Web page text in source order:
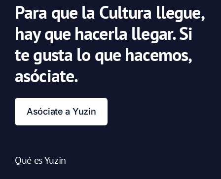
Para que la Cultura llegue,
hay que hacerla llegar. Si
te gusta lo que hacemos,
asóciate.
Asóciate a Yuzin
Qué es Yuzin